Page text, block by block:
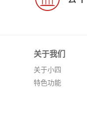
关于我们
关于小四
特色功能